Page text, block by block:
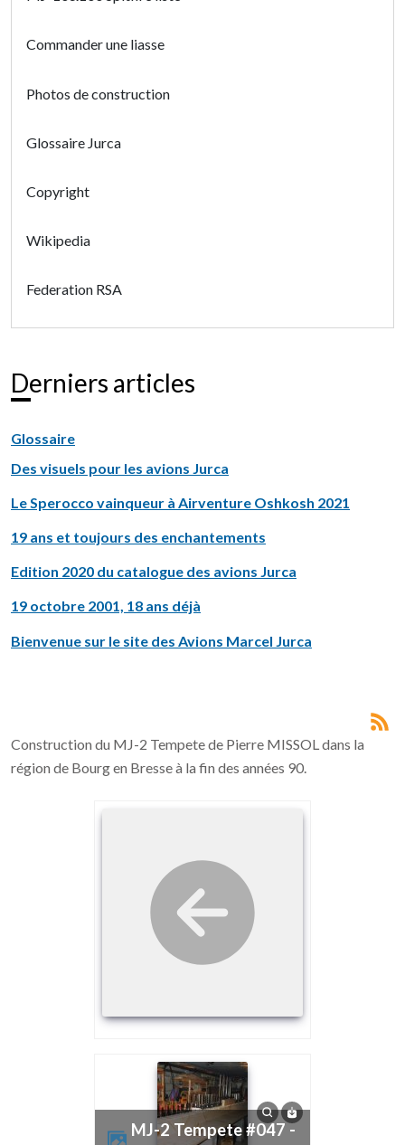
Commander une liasse
Photos de construction
Glossaire Jurca
Copyright
Wikipedia
Federation RSA
Derniers articles
Glossaire
Des visuels pour les avions Jurca
Le Sperocco vainqueur à Airventure Oshkosh 2021
19 ans et toujours des enchantements
Edition 2020 du catalogue des avions Jurca
19 octobre 2001, 18 ans déjà
Bienvenue sur le site des Avions Marcel Jurca
Construction du MJ-2 Tempete de Pierre MISSOL dans la
région de Bourg en Bresse à la fin des années 90.
MJ-2 Tempete #047 -